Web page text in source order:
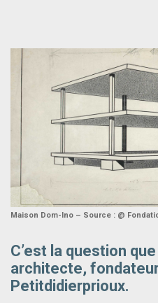
Maison Dom-Ino – Source : @
C’est la question
architecte, fondateur
Petitdidierprioux.